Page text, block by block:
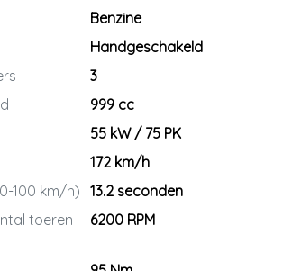
Benzine
Handgeschakeld
3
999 cc
55 kW / 75 PK
172 km/h
100 km/h)
13.2 seconden
toeren
6200 RPM